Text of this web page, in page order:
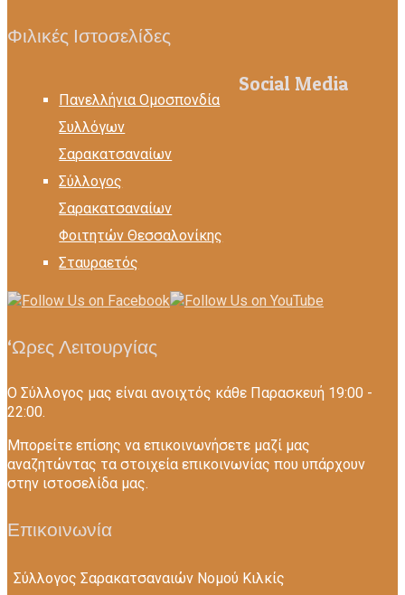
Φιλικές Ιστοσελίδες
Πανελλήνια Ομοσπονδία
Συλλόγων
Σαρακατσαναίων
Σύλλογος
Σαρακατσαναίων
Φοιτητών Θεσσαλονίκης
Σταυραετός
Social Media
‘Ωρες Λειτουργίας
Ο Σύλλογος μας είναι ανοιχτός κάθε Παρασκευή 19:00 -
22:00.
Mπορείτε επίσης να επικοινωνήσετε μαζί μας
αναζητώντας τα στοιχεία επικοινωνίας που υπάρχουν
στην ιστοσελίδα μας.
Επικοινωνία
Σύλλογος Σαρακατσαναιών Nομού Κιλκίς